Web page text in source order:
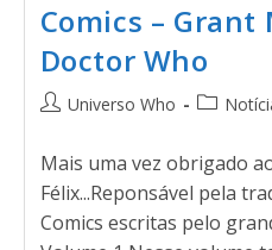
Comics – Grant
Doctor Who
Universo Who
Mais uma vez obrigado
Félix...Reponsável pela
Comics escritas pelo